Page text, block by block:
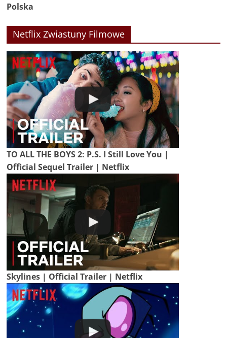
Polska
Netflix Zwiastuny Filmowe
TO ALL THE BOYS 2: P.S. I Still Love You |
Official Sequel Trailer | Netflix
Skylines | Official Trailer | Netflix